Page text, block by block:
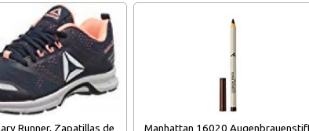
Runner, Zapatillas de
Manhattan 16020